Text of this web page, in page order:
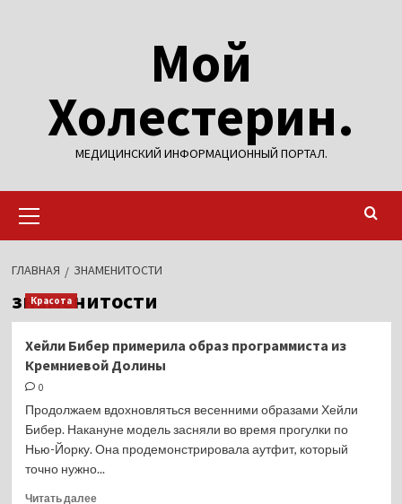
Мой
Холестерин.
МЕДИЦИНСКИЙ ИНФОРМАЦИОННЫЙ ПОРТАЛ.
меню
ГЛАВНАЯ ЗНАМЕНИТОСТИ
знаменитости
Красота
Хейли Бибер примерила образ программиста из
Кремниевой Долины
0
Продолжаем вдохновляться весенними образами Хейли
Бибер. Накануне модель засняли во время прогулки по
Нью-Йорку. Она продемонстрировала аутфит, который
точно нужно...
Читать далееПрочитать